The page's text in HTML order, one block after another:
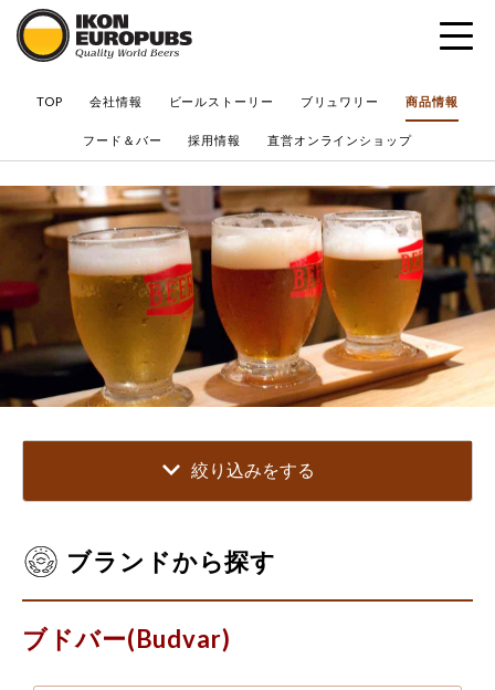
TOP 会社情報 ビールストーリー ブリュワリー 商品情報
フード＆バー 採用情報 直営オンラインショップ
絞り込みをする
ブランドから探す
ブドバー(Budvar)